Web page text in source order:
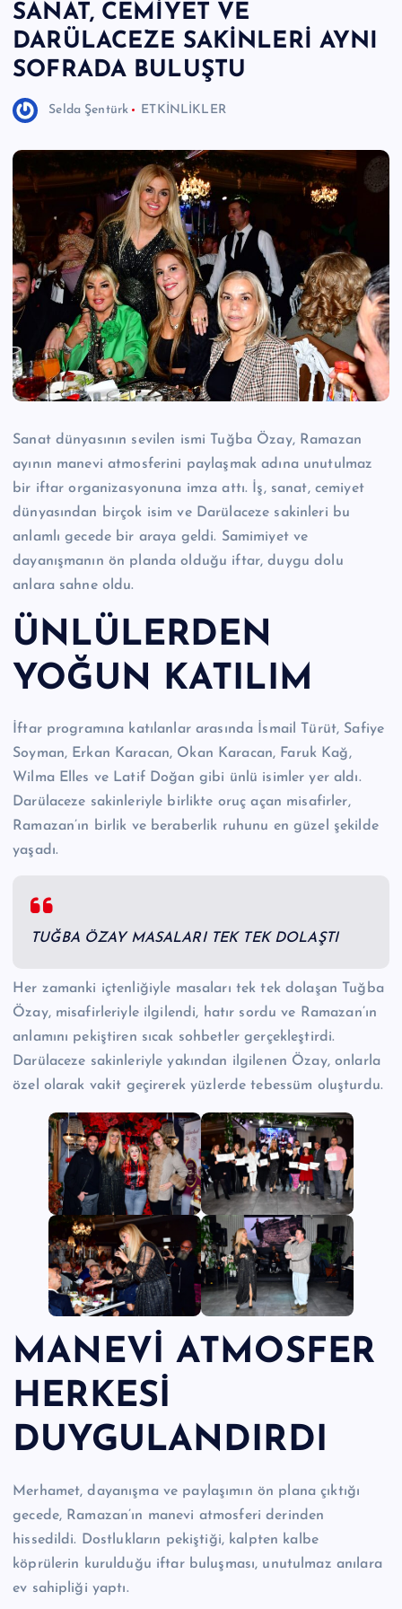
e
r
I
Ö
z
g
ü
n
H
a
b
e
ri
M
e
r
k
e
SANAT, CEMİYET VE
DARÜLACEZE SAKİNLERİ AYNI
SOFRADA BULUŞTU
Selda Şentürk ETKİNLİKLER
Sanat dünyasının sevilen ismi Tuğba Özay, Ramazan
ayının manevi atmosferini paylaşmak adına unutulmaz
bir iftar organizasyonuna imza attı. İş, sanat, cemiyet
dünyasından birçok isim ve Darülaceze sakinleri bu
anlamlı gecede bir araya geldi. Samimiyet ve
dayanışmanın ön planda olduğu iftar, duygu dolu
anlara sahne oldu.
ÜNLÜLERDEN
YOĞUN KATILIM
İftar programına katılanlar arasında İsmail Türüt, Safiye
Soyman, Erkan Karacan, Okan Karacan, Faruk Kağ,
Wilma Elles ve Latif Doğan gibi ünlü isimler yer aldı.
Darülaceze sakinleriyle birlikte oruç açan misafirler,
Ramazan’ın birlik ve beraberlik ruhunu en güzel şekilde
yaşadı.
TUĞBA ÖZAY MASALARI TEK TEK DOLAŞTI
Her zamanki içtenliğiyle masaları tek tek dolaşan Tuğba
Özay, misafirleriyle ilgilendi, hatır sordu ve Ramazan’ın
anlamını pekiştiren sıcak sohbetler gerçekleştirdi.
Darülaceze sakinleriyle yakından ilgilenen Özay, onlarla
özel olarak vakit geçirerek yüzlerde tebessüm oluşturdu.
MANEVİ ATMOSFER
HERKESİ
DUYGULANDIRDI
Merhamet, dayanışma ve paylaşımın ön plana çıktığı
gecede, Ramazan’ın manevi atmosferi derinden
hissedildi. Dostlukların pekiştiği, kalpten kalbe
köprülerin kurulduğu iftar buluşması, unutulmaz anılara
ev sahipliği yaptı.